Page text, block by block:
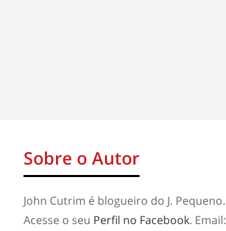
Sobre o Autor
John Cutrim é blogueiro do J. Pequeno.
Acesse o seu Perfil no Facebook. Email: